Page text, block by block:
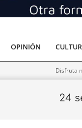
OPINIÓN
Disfruta
24